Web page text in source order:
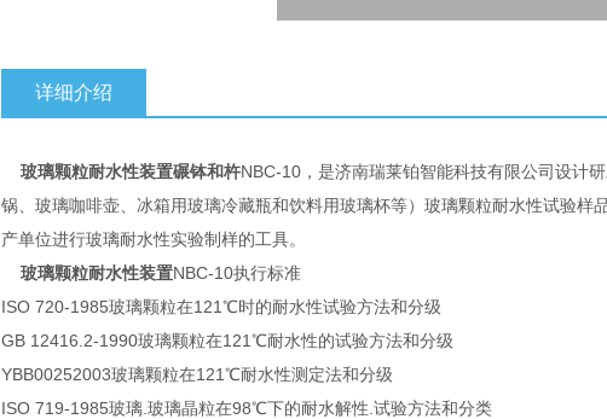
详细介绍
玻璃颗粒耐水性装置碾钵和杵NBC-10，是济南瑞莱铂智能科技有限公司设计
锅、玻璃咖啡壶、冰箱用玻璃冷藏瓶和饮料用玻璃杯等）玻璃颗粒耐水性试验样
产单位进行玻璃耐水性实验制样的工具。
玻璃颗粒耐水性装置NBC-10执行标准
ISO 720-1985玻璃颗粒在121℃时的耐水性试验方法和分级
GB 12416.2-1990玻璃颗粒在121℃耐水性的试验方法和分级
YBB00252003玻璃颗粒在121℃耐水性测定法和分级
ISO 719-1985玻璃.玻璃晶粒在98℃下的耐水解性.试验方法和分类